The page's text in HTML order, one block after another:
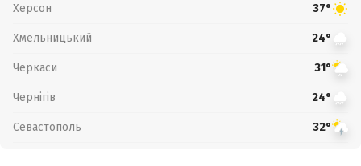
Херсон 37°
Хмельницький 24°
Черкаси 31°
Чернігів 24°
Севастополь 32°